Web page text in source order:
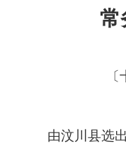
常
由汶川县选出